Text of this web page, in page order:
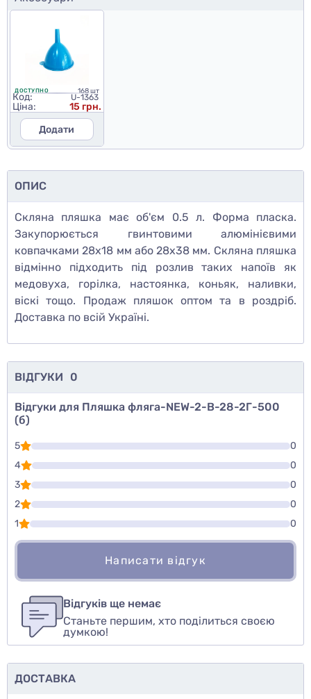
ДОСТУПНО 168 шт
Код: U-1363
Ціна:
15 грн.
Додати
ОПИС
Скляна пляшка має об'єм 0.5 л. Форма пласка.
Закупорюється гвинтовими алюмінієвими
ковпачками 28х18 мм або 28х38 мм. Скляна пляшка
відмінно підходить під розлив таких напоїв як
медовуха, горілка, настоянка, коньяк, наливки,
віскі тощо. Продаж пляшок оптом та в роздріб.
Доставка по всій Україні.
ВІДГУКИ 0
Відгуки для Пляшка фляга-NEW-2-В-28-2Г-500
(б)
5
0
4
0
3
0
2
0
1
0
Написати відгук
авторизуйтесьили войдите
Оцінити товар
Відгуків ще немає
Станьте першим, хто поділиться своєю
думкою!
ДОСТАВКА